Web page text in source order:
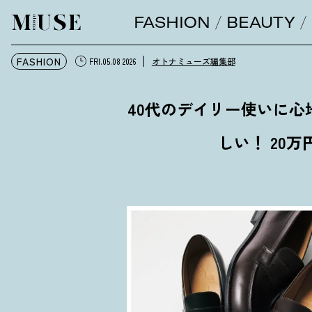
オトナミューズ ウェブFASHION BEAUTY
FASHION FRI.05.08 2026 オトナミューズ編集部
40代のデイリー使いに
しい ！ 20万